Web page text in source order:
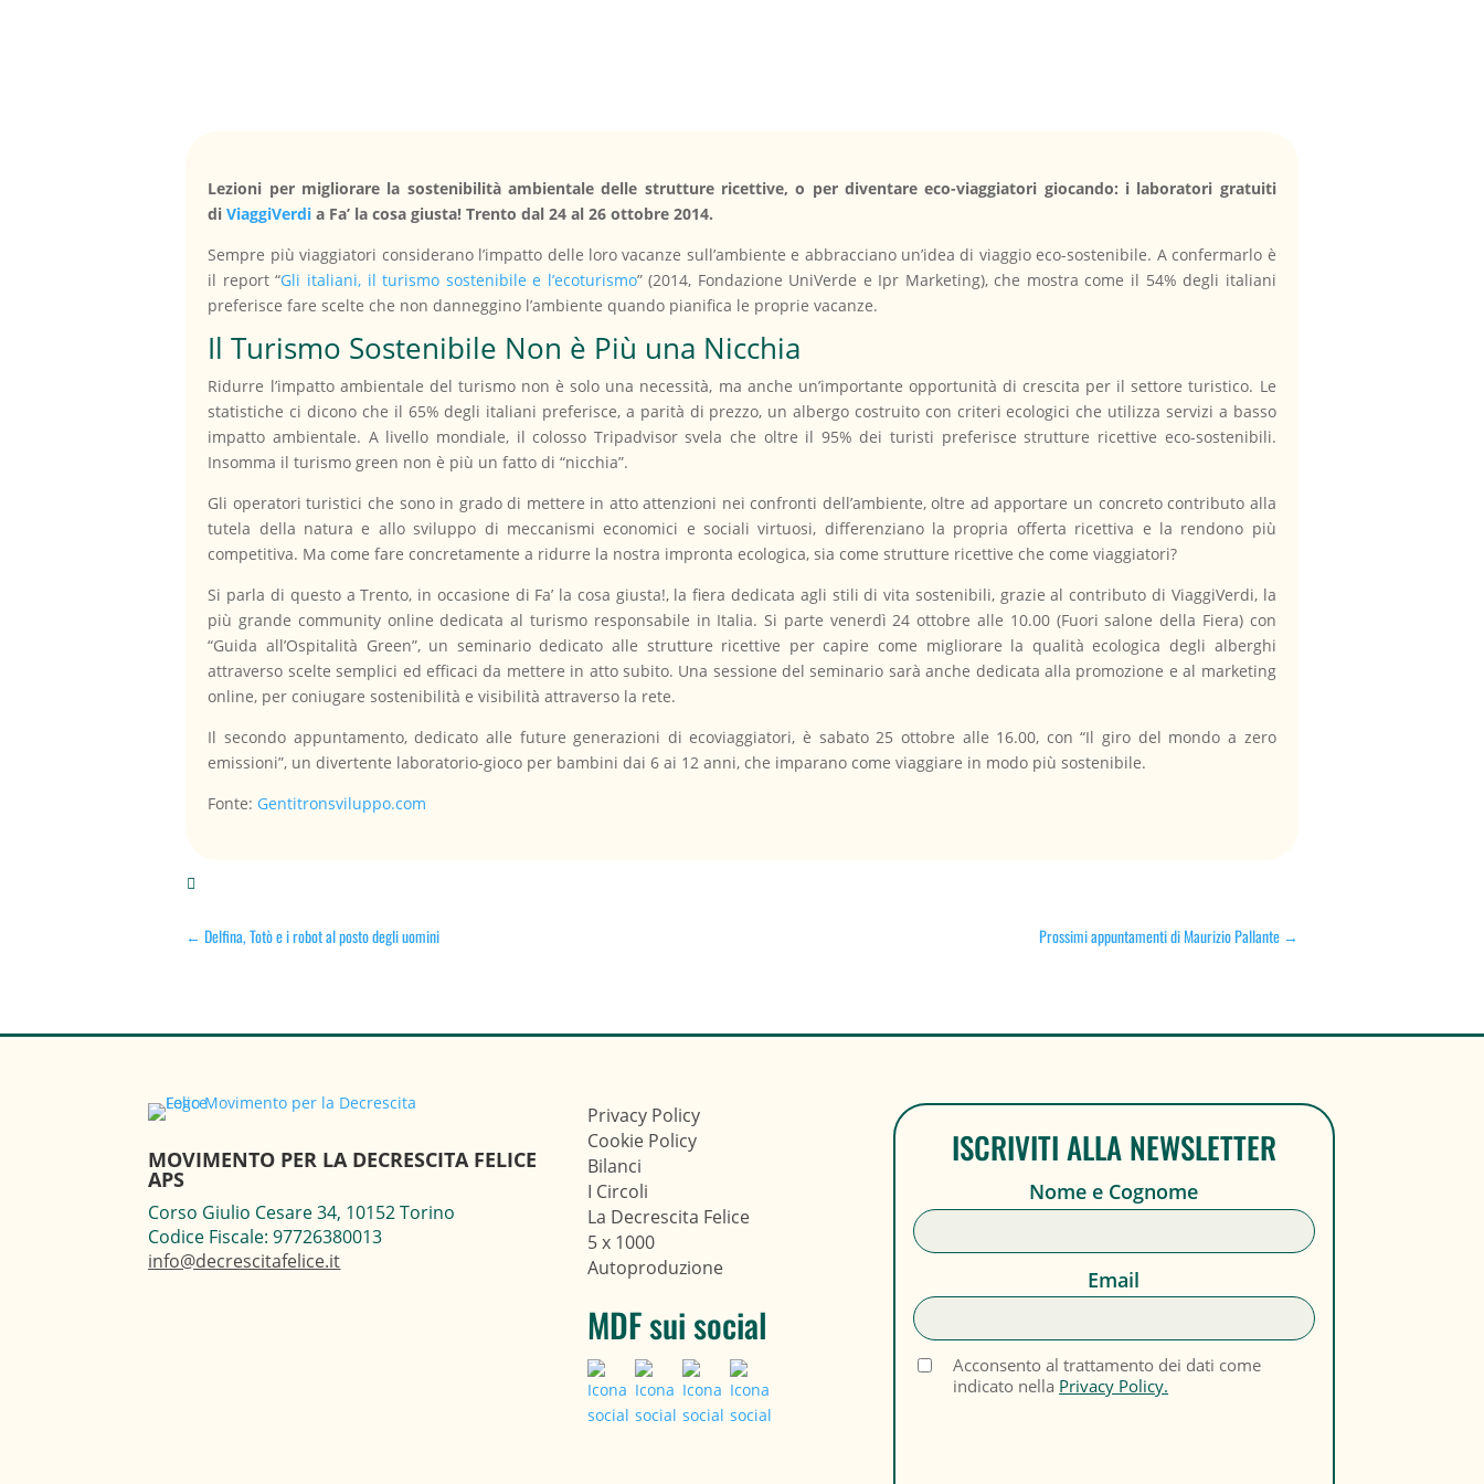
Lezioni per migliorare la sostenibilità ambientale delle strutture ricettive, o per diventare eco-viaggiatori giocando: i laboratori gratuiti
diViaggiVerdi a Fa’ la cosa giusta! Trento dal 24 al 26 ottobre 2014.
Sempre più viaggiatori considerano l’impatto delle loro vacanze sull’ambiente e abbracciano un’idea di viaggio eco-sostenibile. A confermarlo è
il report “Gli italiani, il turismo sostenibile e l’ecoturismo” (2014, Fondazione UniVerde e Ipr Marketing), che mostra come il 54% degli italiani
preferisce fare scelte che non danneggino l’ambiente quando pianifica le proprie vacanze.
Il Turismo Sostenibile Non è Più una Nicchia
Ridurre l’impatto ambientale del turismo non è solo una necessità, ma anche un’importante opportunità di crescita per il settore turistico. Le
statistiche ci dicono che il 65% degli italiani preferisce, a parità di prezzo, un albergo costruito con criteri ecologici che utilizza servizi a basso
impatto ambientale. A livello mondiale, il colosso Tripadvisor svela che oltre il 95% dei turisti preferisce strutture ricettive eco-sostenibili.
Insomma il turismo green non è più un fatto di “nicchia”.
Gli operatori turistici che sono in grado di mettere in atto attenzioni nei confronti dell’ambiente, oltre ad apportare un concreto contributo alla
tutela della natura e allo sviluppo di meccanismi economici e sociali virtuosi, differenziano la propria offerta ricettiva e la rendono più
competitiva. Ma come fare concretamente a ridurre la nostra impronta ecologica, sia come strutture ricettive che come viaggiatori?
Si parla di questo a Trento, in occasione di Fa’ la cosa giusta!, la fiera dedicata agli stili di vita sostenibili, grazie al contributo di ViaggiVerdi, la
più grande community online dedicata al turismo responsabile in Italia. Si parte venerdì 24 ottobre alle 10.00 (Fuori salone della Fiera) con
“Guida all’Ospitalità Green”, un seminario dedicato alle strutture ricettive per capire come migliorare la qualità ecologica degli alberghi
attraverso scelte semplici ed efficaci da mettere in atto subito. Una sessione del seminario sarà anche dedicata alla promozione e al marketing
online, per coniugare sostenibilità e visibilità attraverso la rete.
Il secondo appuntamento, dedicato alle future generazioni di ecoviaggiatori, è sabato 25 ottobre alle 16.00, con “Il giro del mondo a zero
emissioni”, un divertente laboratorio-gioco per bambini dai 6 ai 12 anni, che imparano come viaggiare in modo più sostenibile.
Fonte: Gentitronsviluppo.com

←Delfina, Totò e i robot al posto degli uomini Prossimi appuntamenti di Maurizio Pallante→
MOVIMENTO PER LA DECRESCITA FELICE
APS
Corso Giulio Cesare 34, 10152 Torino
Codice Fiscale: 97726380013
info@decrescitafelice.it
Privacy Policy
Cookie Policy
Bilanci
I Circoli
La Decrescita Felice
5 x 1000
Autoproduzione
MDF sui social
ISCRIVITI ALLA NEWSLETTER
Nome e Cognome
Email
Acconsento al trattamento dei dati come
indicato nella Privacy Policy.